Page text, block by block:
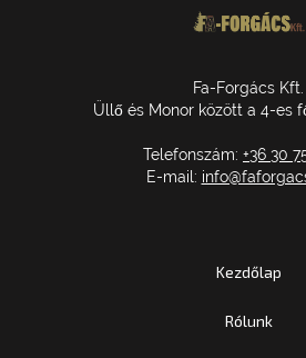
Fa-Forgács Kft.
Üllő és Monor között a 4-es
Telefonszám: +36 30
E-mail:
Kezdőlap
Rólunk